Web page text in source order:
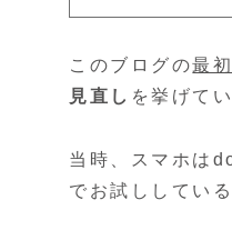
このブログの最
見直し を挙げて
当時、スマホは
でお試ししてい